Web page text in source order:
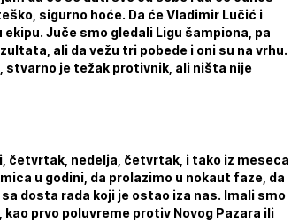
sigurno hoće. Da će Vladimir Lučić i
Juče smo gledali Ligu šampiona, pa
ali da vežu tri pobede i oni su na vrhu.
stvarno je težak protivnik, ali ništa nije
četvrtak, nedelja, četvrtak, i tako iz meseca
u godini, da prolazimo u nokaut faze, da
dosta rada koji je ostao iza nas. Imali smo
prvo poluvreme protiv Novog Pazara ili